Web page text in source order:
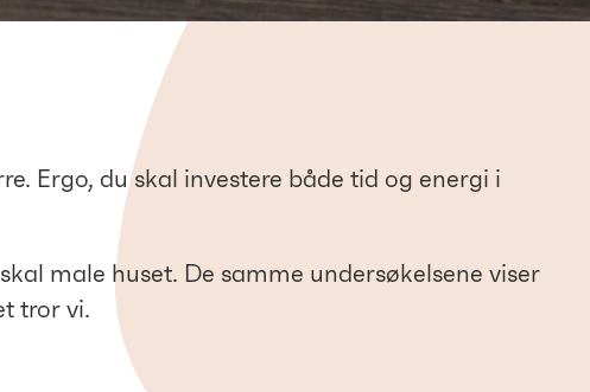
Ergo, du skal investere både tid og energi i
male huset. De samme undersøkelsene viser
tror vi.